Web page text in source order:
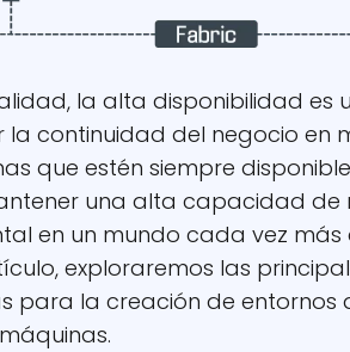
la alta disponibilidad es
continuidad del negocio en
que estén siempre
una alta capacidad de
en un mundo cada vez
exploraremos las
para la creación de entornos